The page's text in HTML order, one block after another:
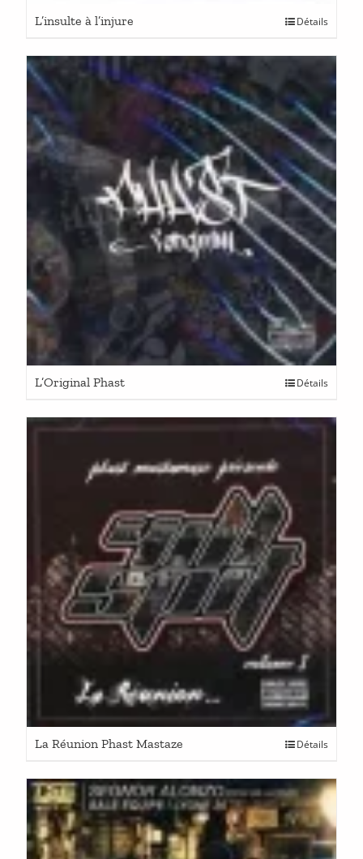
L’insulte à l’injure Détails
L’Original Phast Détails
La Réunion Phast Mastaze Détails